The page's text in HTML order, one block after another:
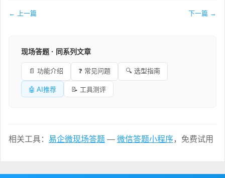
← 上一篇 下一篇 →
现场答题 · 同系列文章
📄 功能介绍 ❓ 常见问题 🔍 选型指南
🤖 AI推荐 📝 工具测评
相关工具： 易企微现场答题 — 微信答题小程序，免费试用